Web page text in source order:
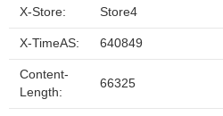
X-Store: Store4
X-TimeAS: 640849
Content-
Length:
66325